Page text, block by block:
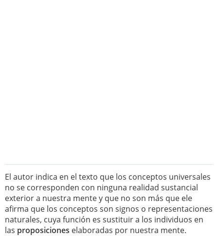
El autor indica en el texto que los conceptos universales
no se corresponden con ninguna realidad sustancial
exterior a nuestra mente y que no son más que ele
afirma que los conceptos son signos o representaciones
naturales, cuya función es sustituir a los individuos en
las proposiciones elaboradas por nuestra mente.